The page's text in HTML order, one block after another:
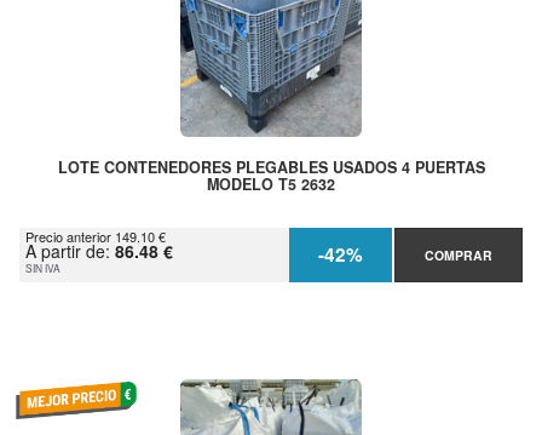
LOTE CONTENEDORES PLEGABLES USADOS 4 PUERTAS
MODELO T5 2632
Precio anterior 149.10 €
A partir de: 86.48 €
SIN IVA -42% COMPRAR